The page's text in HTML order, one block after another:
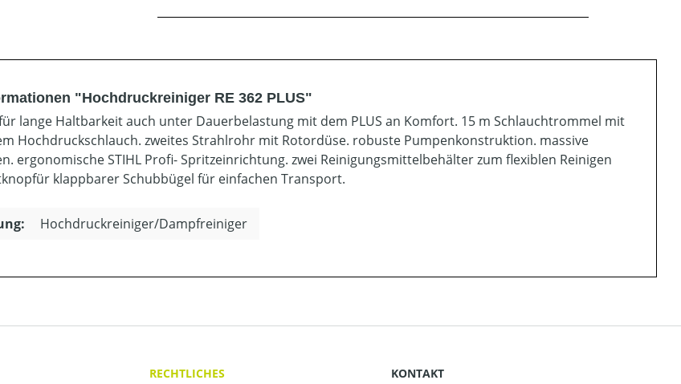
"Hochdruckreiniger RE 362 PLUS"
lange Haltbarkeit auch unter Dauerbelastung mit dem PLUS an Komfort. 15 m Schlauchtrommel mit
Hochdruckschlauch. zweites Strahlrohr mit Rotordüse. robuste Pumpenkonstruktion. massive
ergonomische STIHL Profi- Spritzeinrichtung. zwei Reinigungsmittelbehälter zum flexiblen Reinigen
klappbarer Schubbügel für einfachen Transport.
Hochdruckreiniger/Dampfreiniger
RECHTLICHES
KONTAKT